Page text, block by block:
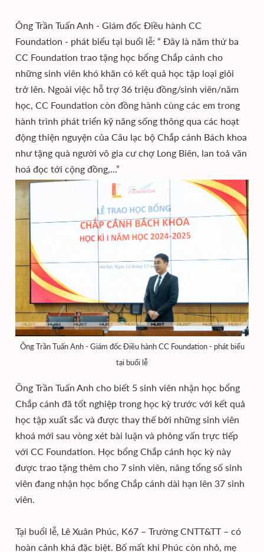
Ông Trần Tuấn Anh - Giám đốc Điều hành CC
Foundation - phát biểu tại buổi lễ: “ Đây là năm thứ ba
CC Foundation trao tặng học bổng Chắp cánh cho
những sinh viên khó khăn có kết quả học tập loại giỏi
trở lên. Ngoài việc hỗ trợ 36 triệu đồng/sinh viên/năm
học, CC Foundation còn đồng hành cùng các em trong
hành trình phát triển kỹ năng sống thông qua các hoạt
động thiện nguyện của Câu lạc bộ Chắp cánh Bách khoa
như tặng quà người vô gia cư chợ Long Biên, lan toả văn
hoá đọc tới cộng đồng,...”
Ông Trần Tuấn Anh - Giám đốc Điều hành CC Foundation - phát biểu
tại buổi lễ
Ông Trần Tuấn Anh cho biết 5 sinh viên nhận học bổng
Chắp cánh đã tốt nghiệp trong học kỳ trước với kết quả
học tập xuất sắc và được thay thế bởi những sinh viên
khoá mới sau vòng xét bài luận và phỏng vấn trực tiếp
với CC Foundation. Học bổng Chắp cánh học kỳ này
được trao tặng thêm cho 7 sinh viên, nâng tổng số sinh
viên đang nhận học bổng Chắp cánh dài hạn lên 37 sinh
viên.
Tại buổi lễ, Lê Xuân Phúc, K67 – Trường CNTT&TT – có
hoàn cảnh khá đặc biệt. Bố mất khi Phúc còn nhỏ, mẹ